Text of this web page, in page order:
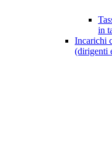
in
Incarichi
(dirigenti